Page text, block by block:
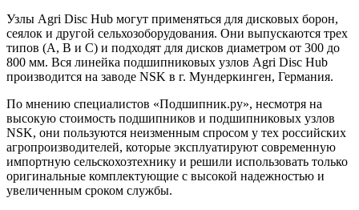
Узлы Agri Disc Hub могут применяться для дисковых борон,
сеялок и другой сельхозоборудования. Они выпускаются трех
типов (А, B и С) и подходят для дисков диаметром от 300 до
800 мм. Вся линейка подшипниковых узлов Agri Disc Hub
производится на заводе NSK в г. Мундеркинген, Германия.
По мнению специалистов «Подшипник.ру», несмотря на
высокую стоимость подшипников и подшипниковых узлов
NSK, они пользуются неизменным спросом у тех российских
агропроизводителей, которые эксплуатируют современную
импортную сельскохозтехнику и решили использовать только
оригинальные комплектующие с высокой надежностью и
увеличенным сроком службы.